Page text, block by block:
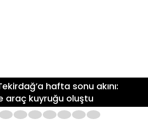
hafta sonu akını:
araç kuyruğu oluştu